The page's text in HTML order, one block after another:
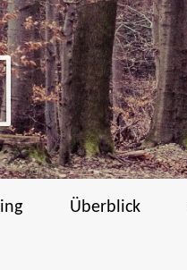
Überblick